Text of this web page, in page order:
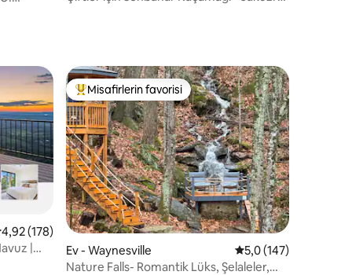
ortalama 4,92 puan, 178 değerlendirme
4,92 (178)
|
Misafirlerin favorilerinden en beğenilenler arasında
Misafirlerin favorisi
Ev - Waynesville 5 üzerinden
5,0 (147)
Nature Falls- Romantik Lüks, Şelaleler,